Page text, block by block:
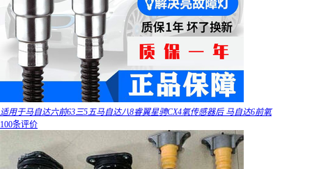
适用于马自达六前63三5五马自达八8睿翼星骋CX4氧传感器后 马自达6前氧
100条评价